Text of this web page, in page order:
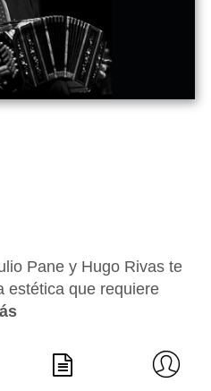
Pane y Hugo Rivas te
estética que requiere